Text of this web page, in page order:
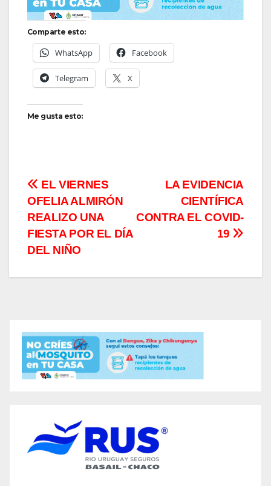
Comparte esto:
WhatsApp Facebook
Telegram X
Me gusta esto:
Navegación
de
entradas
LA EVIDENCIA
CIENTÍFICA
CONTRA EL COVID-
19
EL VIERNES
OFELIA ALMIRÓN
REALIZO UNA
FIESTA POR EL DÍA
DEL NIÑO